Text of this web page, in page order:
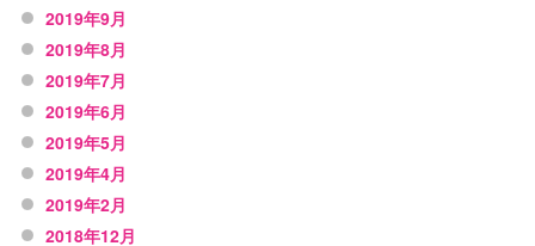
2019年9月
2019年8月
2019年7月
2019年6月
2019年5月
2019年4月
2019年2月
2018年12月